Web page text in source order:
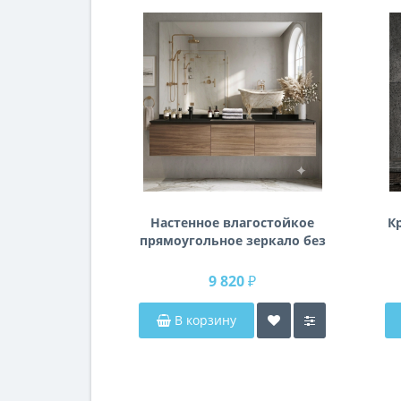
Настенное влагостойкое
прямоугольное зеркало без
см (1400 мм)
9 820 ₽
В корзину